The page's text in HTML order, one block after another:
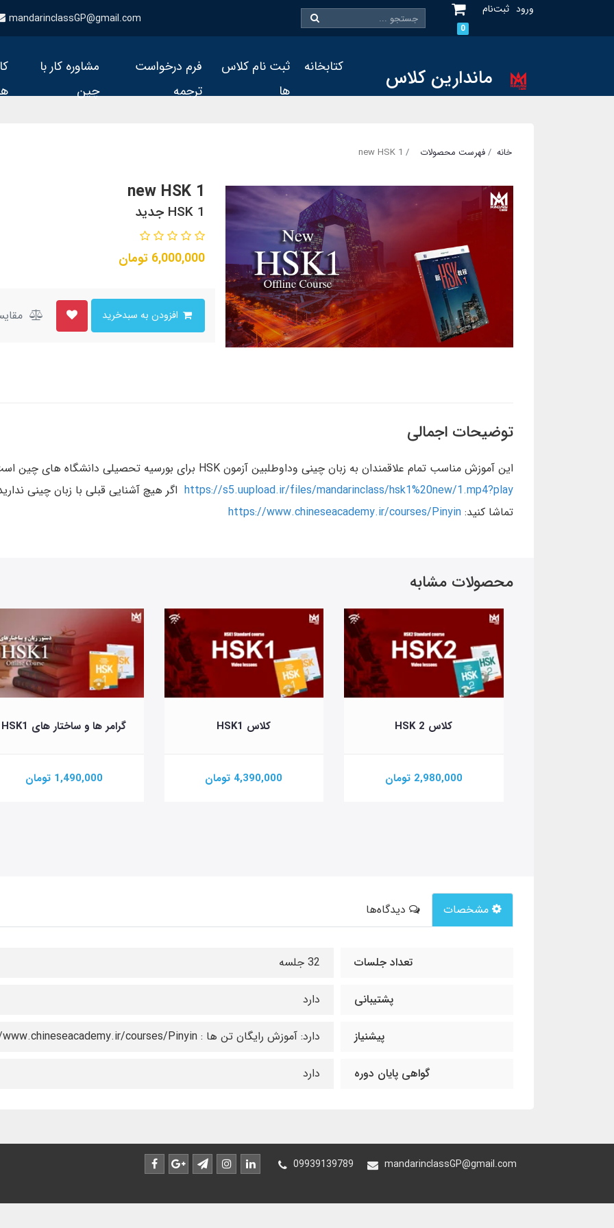
ورود ثبت‌نام
0
mandarinclassGP@gmail.com
ماندارین کلاس کتابخانه
ثبت نام کلاس
ها
فرم درخواست
ترجمه
مشاوره کار با
چین
خانه فهرست محصولات new HSK 1
new HSK 1
HSK 1 جدید
6,000,000 تومان
توضیحات اجمالی
این آموزش مناسب تمام علاقمندان به زبان چینی وداوطلبین آزمون HSK برای بورسیه تحصیلی دانشگاه های چین است. نمونه تدریس :
https://s5.uupload.ir/files/mandarinclass/hsk1%20new/1.mp4?play اگر هیچ آشنایی قبلی با زبان چینی
تماشا کنید: https://www.chineseacademy.ir/courses/Pinyin
محصولات مشابه
کلاس HSK 2
2,980,000 تومان
کلاس HSK1
4,390,000 تومان
گرامر ها و ساختار های HSK1
1,490,000 تومان
مشخصات دیدگاه‌ها
تعداد جلسات 32 جلسه
پشتیبانی دارد
پیشنیاز دارد: آموزش رایگان تن ها : https://www.chineseacademy.ir/courses/Pinyin
گواهی پایان دوره دارد
09939139789 mandarinclassGP@gmail.com